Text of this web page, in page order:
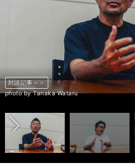
対談記事＞＞
photo by Atsuta Mamoru
対談記事＞＞
photo by Sakurai Atsuo
対談記事＞＞
photo by Atsuta Mamoru
対談記事＞＞
photo by Sakurai Atsuo
対談記事＞＞
photo by Atsuta Mamoru
対談記事＞＞
photo by Sakurai Atsuo
対談記事＞＞
photo by Atsuta Mamoru
対談記事＞＞
photo by Sakurai Atsuo
対談記事＞＞
photo by Atsuta Mamoru
対談記事＞＞
photo by Sakurai Atsuo
対談記事＞＞
photo by Atsuta Mamoru
対談記事＞＞
photo by Sakurai Atsuo
対談記事＞＞
photo by Atsuta Mamoru
対談記事＞＞
photo by Sakurai Atsuo
対談記事＞＞
photo by Atsuta Mamoru
対談記事＞＞
photo by Sakurai Atsuo
対談記事＞＞
photo by Atsuta Mamoru
対談記事＞＞
photo by Tanaka Wataru
対談記事＞＞
photo by Tanaka Wataru
対談記事＞＞
photo by Tanaka Wataru
対談記事＞＞
photo by Tanaka Wataru
対談記事＞＞
photo by Tanaka Wataru
対談記事＞＞
photo by Tanaka Wataru
前へ